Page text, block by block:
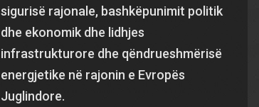
sigurisë rajonale, bashkëpunimit politik
dhe ekonomik dhe lidhjes
infrastrukturore dhe qëndrueshmërisë
energjetike në rajonin e Evropës
Juglindore.